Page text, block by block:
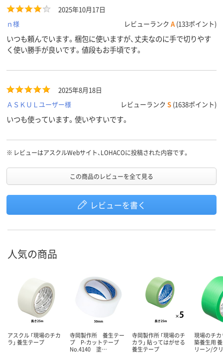
2025年10月17日
ｎ様
レビューランク A (133ポイント)
いつも頼んでいます。梱包に使いますが、丈夫なのに手で切りやす
く使い勝手が良いです。値段もお手頃です。
2025年8月18日
ＡＳＫＵＬユーザー様
レビューランク S (1638ポイント)
いつも使っています。使いやすいです。
※ レビューはアスクルWebサイト、LOHACOに投稿された内容です。
この商品のレビューを全て見る
レビューを書く
人気の商品
アスクル 「現場のチカ
ラ」 養生テープ
寺岡製作所 養生テー
プ P-カットテープ
No.4140 塗…
寺岡製作所 「現場のチ
カラ」 貼ってはがせる
養生テープ
現場のチカ
築養生用
リーン/ク